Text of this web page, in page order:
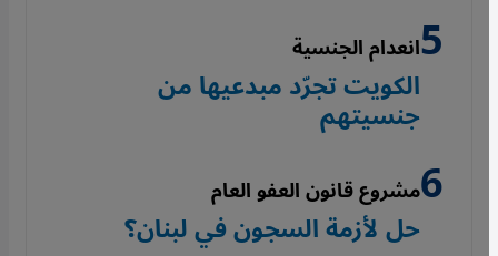
انعدام الجنسية
الكويت تجرّد مبدعيها من
جنسيتهم
مشروع قانون العفو العام
حل لأزمة السجون في لبنان؟